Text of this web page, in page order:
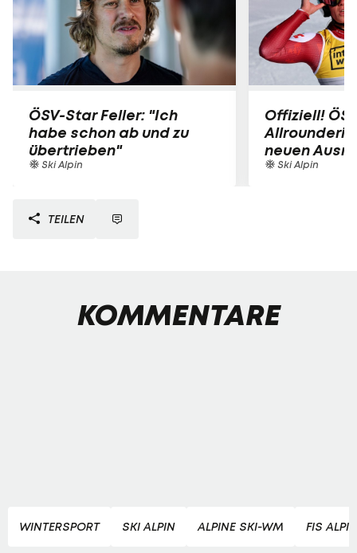
ÖSV-Star Feller: "Ich
habe schon ab und zu
übertrieben"
Ski Alpin
Offiziell!
neuen
Ski Alpin
TEILEN
KOMMENTARE
WINTERSPORT SKI ALPIN ALPINE SKI-WM FIS